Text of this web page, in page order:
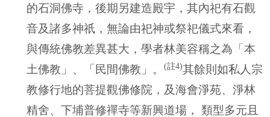
的石洞佛寺，後期另建造殿宇，其內祀有石觀
音及諸多神祇，無論由祀神或祭祀儀式來看，
與傳統佛教差異甚大，學者林美容稱之為「本
土佛教」、「民間佛教」。
(註4)其餘則如私人宗
教修行地的菩提觀佛修院，及海會淨苑、淨林
精舍、下埔普修禪寺等新興道場， 類型多元且